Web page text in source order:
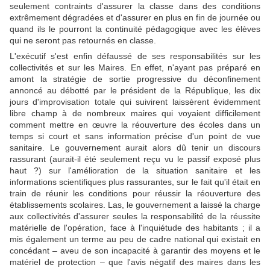
seulement contraints d'assurer la classe dans des conditions
extrêmement dégradées et d'assurer en plus en fin de journée ou
quand ils le pourront la continuité pédagogique avec les élèves
qui ne seront pas retournés en classe.
L'exécutif s'est enfin défaussé de ses responsabilités sur les
collectivités et sur les Maires. En effet, n'ayant pas préparé en
amont la stratégie de sortie progressive du déconfinement
annoncé au débotté par le président de la République, les dix
jours d'improvisation totale qui suivirent laissèrent évidemment
libre champ à de nombreux maires qui voyaient difficilement
comment mettre en œuvre la réouverture des écoles dans un
temps si court et sans information précise d'un point de vue
sanitaire. Le gouvernement aurait alors dû tenir un discours
rassurant (aurait-il été seulement reçu vu le passif exposé plus
haut ?) sur l'amélioration de la situation sanitaire et les
informations scientifiques plus rassurantes, sur le fait qu'il était en
train de réunir les conditions pour réussir la réouverture des
établissements scolaires. Las, le gouvernement a laissé la charge
aux collectivités d'assurer seules la responsabilité de la réussite
matérielle de l'opération, face à l'inquiétude des habitants ; il a
mis également un terme au peu de cadre national qui existait en
concédant – aveu de son incapacité à garantir des moyens et le
matériel de protection – que l'avis négatif des maires dans les